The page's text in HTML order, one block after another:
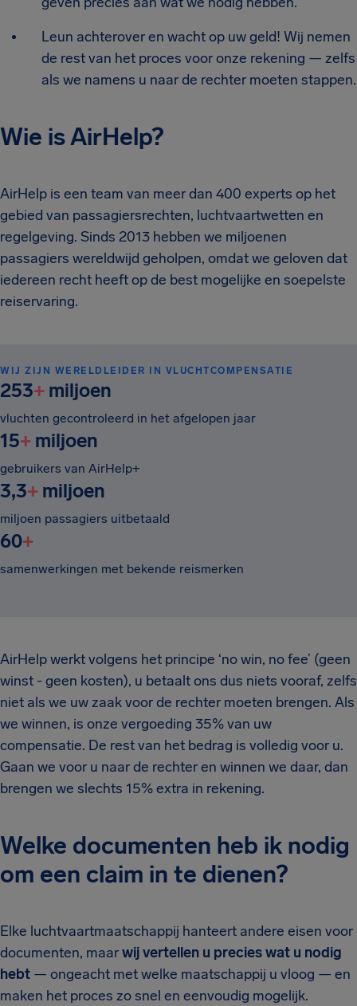
Leun achterover en wacht op uw geld! Wij nemen
de rest van het proces voor onze rekening — zelfs
als we namens u naar de rechter moeten stappen.
Wie is AirHelp?
AirHelp is een team van meer dan 400 experts op het
gebied van passagiersrechten, luchtvaartwetten en
regelgeving. Sinds 2013 hebben we miljoenen
passagiers wereldwijd geholpen, omdat we geloven dat
iedereen recht heeft op de best mogelijke en soepelste
reiservaring.
WIJ ZIJN WERELDLEIDER IN VLUCHTCOMPENSATIE
253+ miljoen
vluchten gecontroleerd in het afgelopen jaar
15+ miljoen
gebruikers van AirHelp+
3,3+ miljoen
miljoen passagiers uitbetaald
60+
samenwerkingen met bekende reismerken
AirHelp werkt volgens het principe ‘no win, no fee’ (geen
winst - geen kosten), u betaalt ons dus niets vooraf, zelfs
niet als we uw zaak voor de rechter moeten brengen. Als
we winnen, is onze vergoeding 35% van uw
compensatie. De rest van het bedrag is volledig voor u.
Gaan we voor u naar de rechter en winnen we daar, dan
brengen we slechts 15% extra in rekening.
Welke documenten heb ik nodig
om een claim in te dienen?
Elke luchtvaartmaatschappij hanteert andere eisen voor
documenten, maarwij vertellen u precies wat u nodig
hebt — ongeacht met welke maatschappij u vloog — en
maken het proces zo snel en eenvoudig mogelijk.